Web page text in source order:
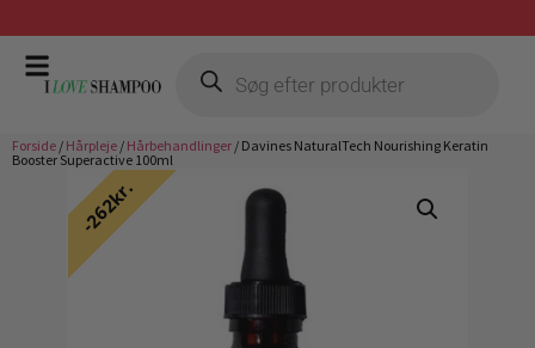
Gratis fragt ved køb over 399,-
Forside / Hårpleje / Hårbehandlinger / Davines NaturalTech Nourishing Keratin
Booster Superactive 100ml
262kr.